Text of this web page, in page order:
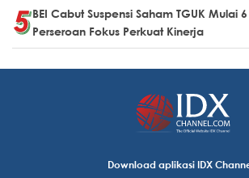
BEI Cabut Suspensi Saham TGUK Mulai
Perseroan Fokus Perkuat Kinerja
Download aplikasi IDX